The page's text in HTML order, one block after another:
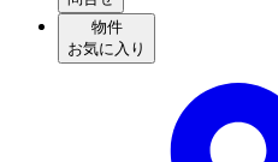
物件
お気に入り